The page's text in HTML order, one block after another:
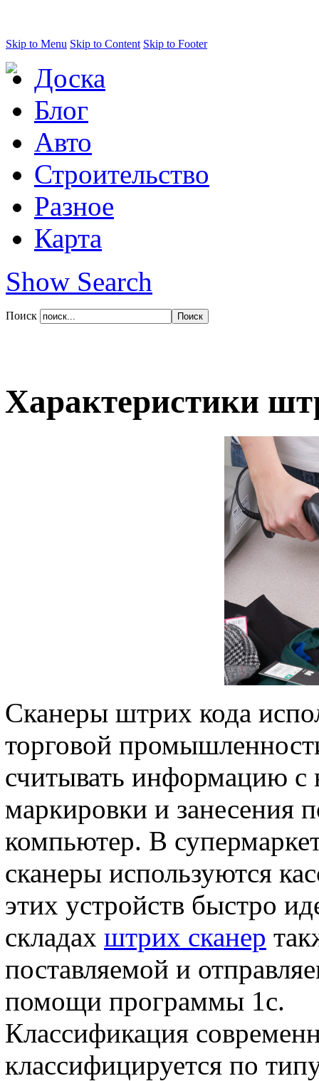
Skip to Menu Skip to Content Skip to Footer
Доска
Блог
Авто
Строительство
Разное
Карта
Show Search
Поиск
Характеристики
Сканеры штрих кода
торговой
считывать информацию с
маркировки и занесения
компьютер. В
сканеры используются
этих устройств быстро
складах штрих сканер
поставляемой и
помощи программы 1с.
Классификация
классифицируется по